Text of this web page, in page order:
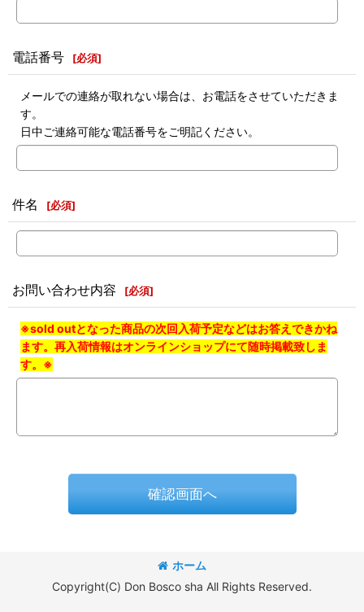
電話番号 [必須]
メールでの連絡が取れない場合は、お電話をさせていただきま
す。
日中ご連絡可能な電話番号をご明記ください。
件名 [必須]
お問い合わせ内容 [必須]
※sold outとなった商品の次回入荷予定などはお答えできかね
ます。再入荷情報はオンラインショップにて随時掲載致しま
す。※
確認画面へ
ホーム
Copyright(C) Don Bosco sha All Rights Reserved.